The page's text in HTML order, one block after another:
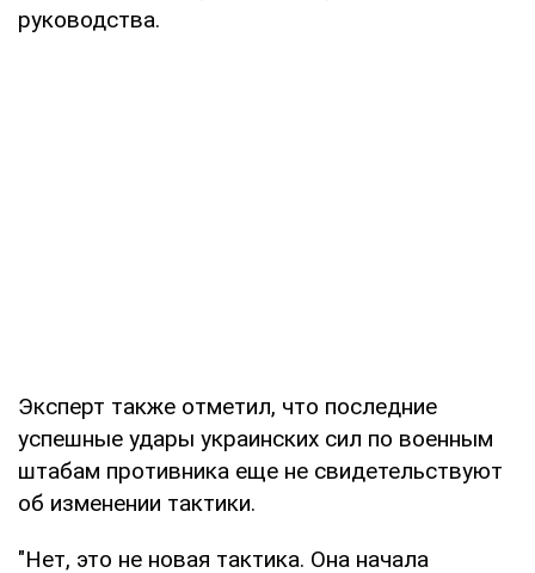
руководства.
Эксперт также отметил, что последние
успешные удары украинских сил по военным
штабам противника еще не свидетельствуют
об изменении тактики.
"Нет, это не новая тактика. Она начала